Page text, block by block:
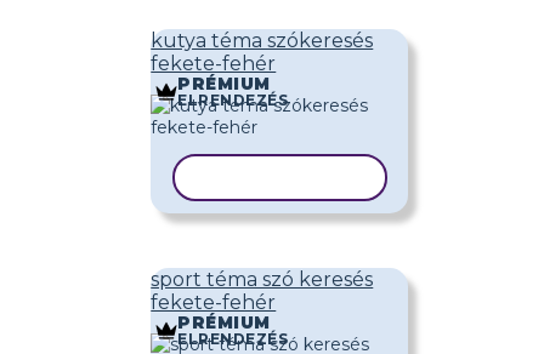
kutya téma szókeresés
fekete-fehér
PRÉMIUM
ELRENDEZÉS
sport téma szó keresés
fekete-fehér
PRÉMIUM
ELRENDEZÉS